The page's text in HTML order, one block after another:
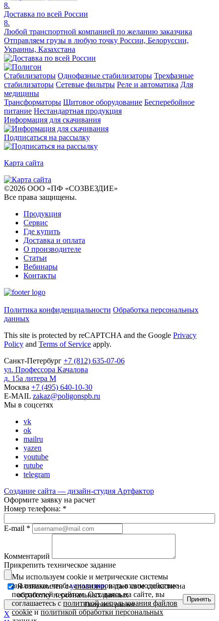
8.
Доставка по всей России
8.
Любой транспортной компанией по желанию заказчика
Отправляем грузы в любую точку России, Белоруссии,
Украины, Казахстана
Стабилизаторы Однофазные стабилизаторы Трехфазные
стабилизаторы Сетевые фильтры Реле и автоматика Для
медицины
Трансформаторы Щитовое оборудование Бесперебойное
питание Нестандартная продукция
Информация для скачивания
Подписаться на рассылку
Карта сайта
©2026 ООО «ПФ «СОЗВЕЗДИЕ»
Все права защищены.
Продукция
Сервис
Где купить
Доставка и оплата
О производителе
Статьи
Вебинары
Контакты
Политика конфиденциальности Обработка персональных
данных
This site is protected by reCAPTCHA and the Google Privacy
Policy and Terms of Service apply.
Санкт-Петербург +7 (812) 635-07-06
ул. Профессора Качалова
д. 15а литера М
Москва +7 (495) 640-10-30
E-MAIL zakaz@poligonspb.ru
Мы в соцсетях
vk
ok
mailru
yazen
youtube
rutube
telegram
Создание сайта — дизайн-студия Артфактор
Оформите заявку на расчет
Номер телефона: *
E-mail *
Комментарий
Прикрепить техническое задание
Я ознакомлен сусловиямии даю свое согласие на
обработку персональных данных
X
Мы используем cookie и метрические системы
аналитики, чтобы анализировать взаимодействие
посетителей с сайтом. Оставаясь на сайте, вы
соглашаетесь сполитикой использования файлов
cookieиполитикой обработки персональных
Принять